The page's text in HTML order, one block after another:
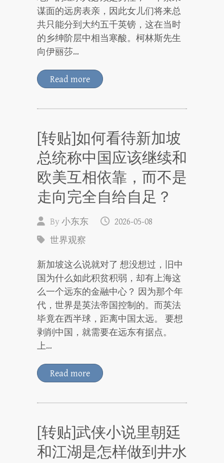
谋面的远房表亲，因此女儿们将来总
共只能分到大约五千英镑，这在当时
的乡绅阶层中相当寒酸。柯林斯先生
向伊丽莎…
Read more
[转贴]如何看待新加坡
总统称中国应该继续和
欧美互相依靠，而不是
走向完全自给自足？
By小东东
2026-05-08
世界观察
新加坡这么说就对了 想没想过，旧中
国为什么如此积贫积弱，却有上海这
么一个远东的金融中心？ 因为那个年
代，世界是英法帝国控制的。而英法
毕竟在西半球，距离中国太远。 要想
剥削中国，就需要在远东有据点。
上…
Read more
[转贴]武侠小说里朝廷
和江湖是怎样做到井水